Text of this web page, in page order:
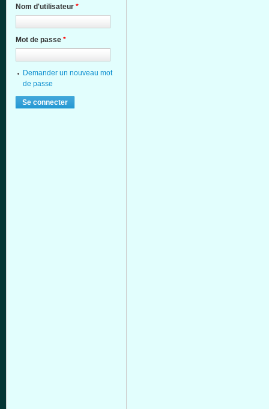
Nom d'utilisateur *
Mot de passe *
Demander un nouveau mot
de passe